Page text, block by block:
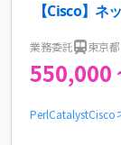
【Cisco】
業務委託 東京
550,000
PerlCatalystCisco